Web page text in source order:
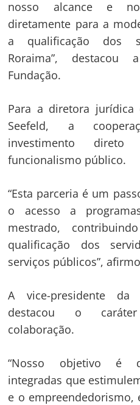
nosso alcance e
diretamente para a
a qualificação dos
Roraima”,
Fundação.
Para a diretora jurídica
Seefeld, a
investimento
funcionalismo público.
“Esta parceria é um
o acesso a
mestrado,
qualificação dos
serviços públicos”,
A vice-presidente da
destacou o
colaboração.
“Nosso objetivo é
integradas que
e o empreendedorismo,
Navegação
de
Post